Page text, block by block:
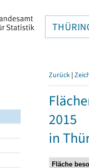
Zurück |
2015
in